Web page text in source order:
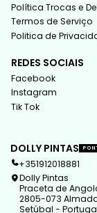
Política Trocas e
Termos de Serviço
Politica de
REDES SOCIAIS
Facebook
Instagram
Tik Tok
DOLLY PINTAS
+351912018881
Dolly Pintas
Praceta de
2805-073
Setúbal -